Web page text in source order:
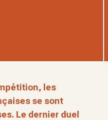
les
se sont
Le dernier duel